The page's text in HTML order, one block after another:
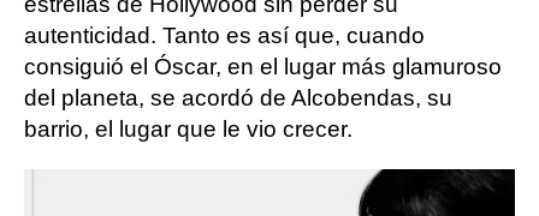
autenticidad. Tanto es así que, cuando
consiguió el Óscar, en el lugar más glamuroso
del planeta, se acordó de Alcobendas, su
barrio, el lugar que le vio crecer.